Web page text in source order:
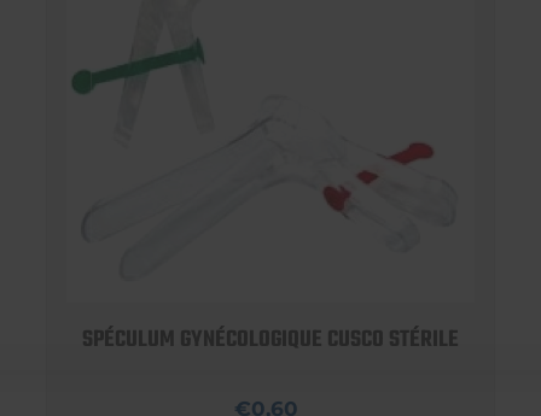
SPÉCULUM GYNÉCOLOGIQUE CUSCO STÉRILE
€0,60